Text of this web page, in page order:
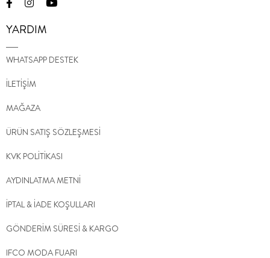
YARDIM
WHATSAPP DESTEK
İLETİŞİM
MAĞAZA
ÜRÜN SATIŞ SÖZLEŞMESİ
KVK POLİTİKASI
AYDINLATMA METNİ
İPTAL & İADE KOŞULLARI
GÖNDERİM SÜRESİ & KARGO
IFCO MODA FUARI